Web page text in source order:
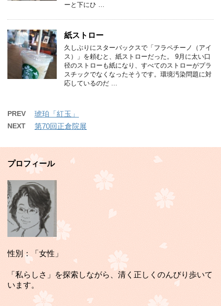
ーと下にひ …
紙ストロー
久しぶりにスターバックスで「フラペチーノ（アイ
ス）」を頼むと、紙ストローだった。 9月に太い口
径のストローも紙になり、すべてのストローがプラ
スチックでなくなったそうです。環境汚染問題に対
応しているのだ …
PREV 琥珀「紅玉」
NEXT 第70回正倉院展
プロフィール
性別：「女性」
「私らしさ」を探索しながら、清く正しくのんびり歩いて
います。